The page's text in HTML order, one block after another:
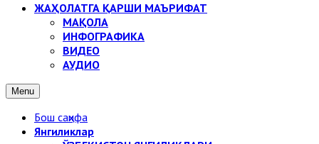
ЖАҲОЛАТГА ҚАРШИ МАЪРИФАТ
МАҚОЛА
ИНФОГРАФИКА
ВИДЕО
АУДИО
Menu
Бош саҳифа
Янгиликлар